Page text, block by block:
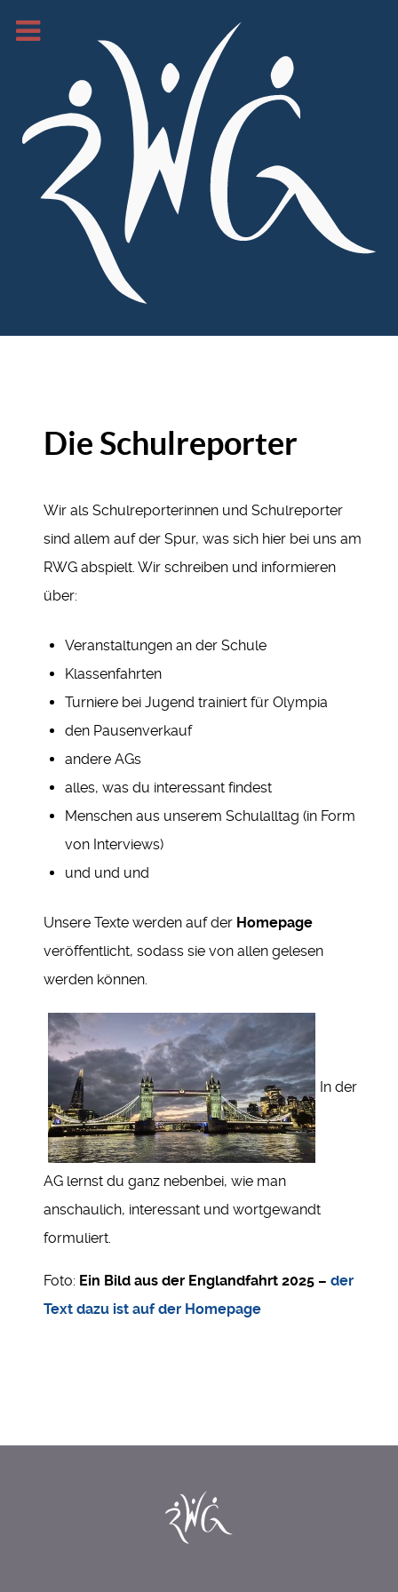
Die Schulreporter
Wir als Schulreporterinnen und Schulreporter
sind allem auf der Spur, was sich hier bei uns am
RWG abspielt. Wir schreiben und informieren
über:
Veranstaltungen an der Schule
Klassenfahrten
Turniere bei Jugend trainiert für Olympia
den Pausenverkauf
andere AGs
alles, was du interessant findest
Menschen aus unserem Schulalltag (in Form
von Interviews)
und und und
Unsere Texte werden auf der Homepage
veröffentlicht, sodass sie von allen gelesen
werden können.
In der
AG lernst du ganz nebenbei, wie man
anschaulich, interessant und wortgewandt
formuliert.
Foto: Ein Bild aus der Englandfahrt 2025 – der
Text dazu ist auf der Homepage